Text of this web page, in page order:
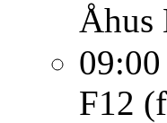
Åhus
F12